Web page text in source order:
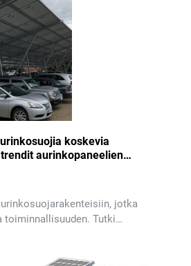
koskevia
aurinkopaneelien
jotka
toiminnallisuuden. Tutki